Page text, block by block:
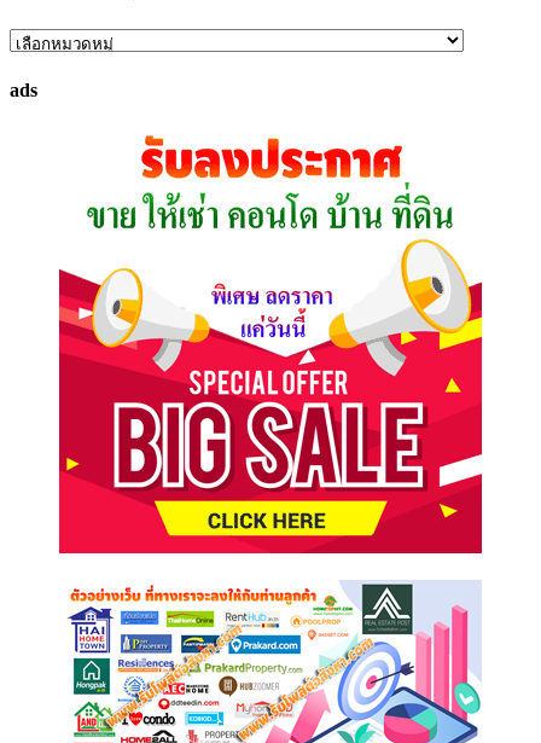
ค้นหา
ที่
ads